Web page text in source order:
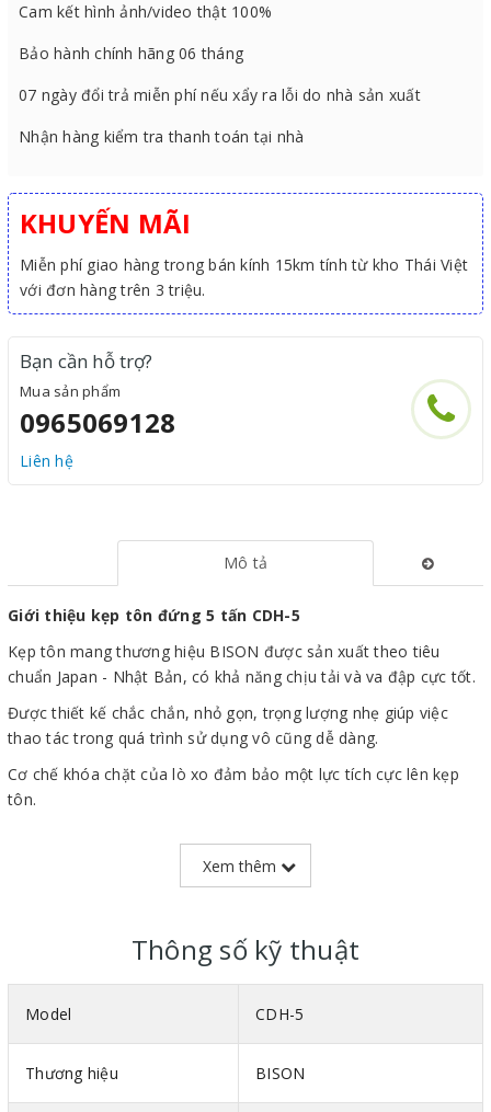
Cam kết hình ảnh/video thật 100%
Bảo hành chính hãng 06 tháng
07 ngày đổi trả miễn phí nếu xẩy ra lỗi do nhà sản xuất
Nhận hàng kiểm tra thanh toán tại nhà
KHUYẾN MÃI
Miễn phí giao hàng trong bán kính 15km tính từ kho Thái Việt
với đơn hàng trên 3 triệu.
Bạn cần hỗ trợ?
Mua sản phẩm
0965069128
Liên hệ
Mô tả
Giới thiệu kẹp tôn đứng 5 tấn CDH-5
Kẹp tôn mang thương hiệu BISON được sản xuất theo tiêu
chuẩn Japan - Nhật Bản, có khả năng chịu tải và va đập cực tốt.
Được thiết kế chắc chắn, nhỏ gọn, trọng lượng nhẹ giúp việc
thao tác trong quá trình sử dụng vô cũng dễ dàng.
Cơ chế khóa chặt của lò xo đảm bảo một lực tích cực lên kẹp
tôn.
tối ưu nhiệt để cho sức mạnh và độ bền tối đa.
CQ và có thời gian bảo hành lên đến 06 tháng.
Xem thêm
Thông số kỹ thuật
Model CDH-5
Thương hiệu BISON